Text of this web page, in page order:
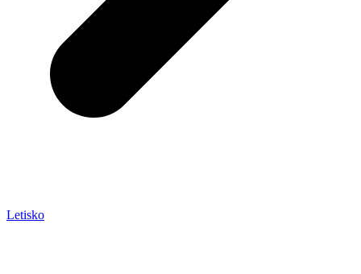
Letisko